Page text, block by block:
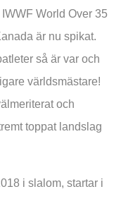
World Over 35
är nu spikat.
så är var och
världsmästare!
och
toppat landslag
i slalom, startar i